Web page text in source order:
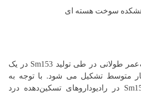
سوخت هسته ای
ناخالصی Eu154 با نیمه‌عمر طولانی در طی تولید Sm153 در یک
متوسط تشکیل می شود. با توجه به
استفاده پزشکی از Sm153 در رادیوداروهای تسکین‌دهده درد